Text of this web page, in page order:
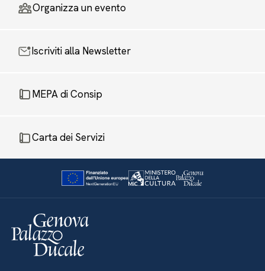
Organizza un evento
Iscriviti alla Newsletter
MEPA di Consip
Carta dei Servizi